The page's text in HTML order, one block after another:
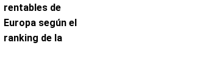
rentables de
Europa según el
ranking de la